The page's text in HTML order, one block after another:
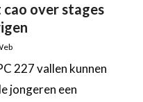
cao over stages
227 vallen kunnen
jongeren een